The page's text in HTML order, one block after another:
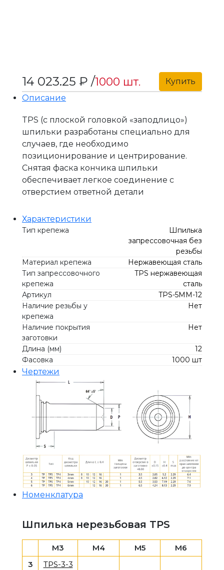
14 023.25 ₽ /1000 шт.
Купить
Описание
TPS (с плоской головкой «заподлицо»)
шпильки разработаны специально для
случаев, где необходимо
позиционирование и центрирование.
Снятая фаска кончика шпильки
обеспечивает легкое соединение с
отверстием ответной детали
Характеристики
Тип крепежа
Шпилька
запрессовочная без
резьбы
Материал крепежа
Нержавеющая сталь
Тип запрессовочного
крепежа
TPS нержавеющая
сталь
Артикул
TPS-5MM-12
Наличие резьбы у
крепежа
Нет
Наличие покрытия
заготовки
Нет
Длина (мм)
12
Фасовка
1000 шт
Чертежи
Номенклатура
Шпилька нерезьбовая TPS
M3 M4 M5
M6
3
TPS-3-3